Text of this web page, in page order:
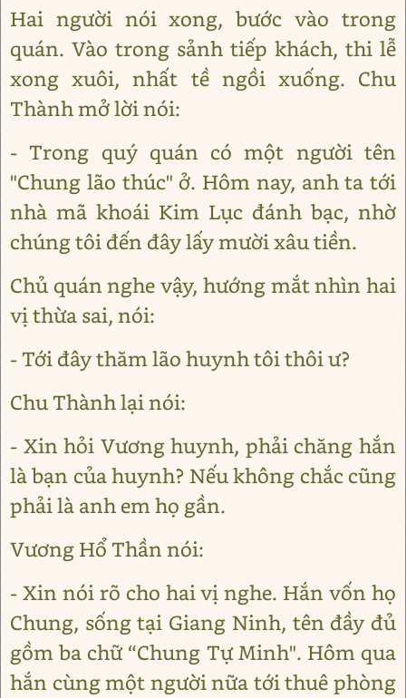
Hai người nói xong, bước vào trong
quán. Vào trong sảnh tiếp khách, thi lễ
xong xuôi, nhất tề ngồi xuống. Chu
Thành mở lời nói:
- Trong quý quán có một người tên
"Chung lão thúc" ở. Hôm nay, anh ta tới
nhà mã khoái Kim Lục đánh bạc, nhờ
chúng tôi đến đây lấy mười xâu tiền.
Chủ quán nghe vậy, hướng mắt nhìn hai
vị thừa sai, nói:
- Tới đây thăm lão huynh tôi thôi ư?
Chu Thành lại nói:
- Xin hỏi Vương huynh, phải chăng hắn
là bạn của huynh? Nếu không chắc cũng
phải là anh em họ gần.
Vương Hổ Thần nói:
- Xin nói rõ cho hai vị nghe. Hắn vốn họ
Chung, sống tại Giang Ninh, tên đầy đủ
gồm ba chữ “Chung Tự Minh". Hôm qua
hắn cùng một người nữa tới thuê phòng